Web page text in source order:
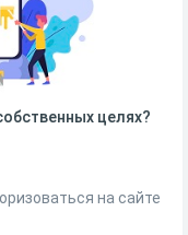
целях?
на сайте